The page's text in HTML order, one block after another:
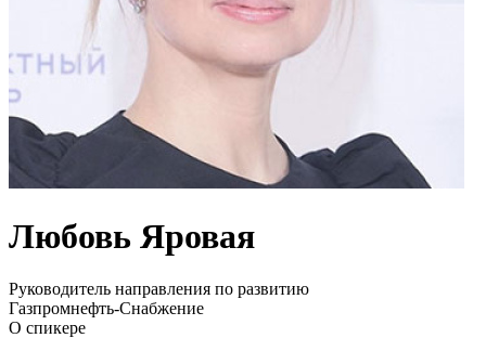
Любовь Яровая
Руководитель направления по развитию
Газпромнефть-Снабжение
О спикере